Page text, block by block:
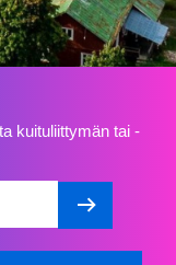
kuituliittymän tai -